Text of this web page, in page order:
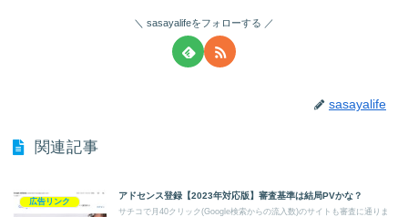
sasayalifeをフォローする
sasayalife
関連記事
広告リンク
アドセンス登録【2023年対応版】審査基準は結局PVかな？
サチコで月40クリック(Google検索からの流入数)のサイトも審査に通りま